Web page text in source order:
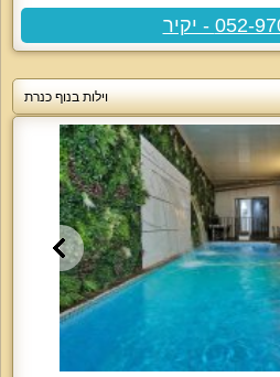
- יקיר
וילות בנוף כנרת